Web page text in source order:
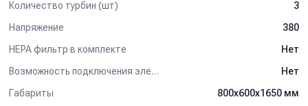
Количество турбин (шт)
3
Напряжение
380
HEPA фильтр в комплекте
Нет
Возможность подключения электрощетки
Нет
Габариты
800х600х1650 мм